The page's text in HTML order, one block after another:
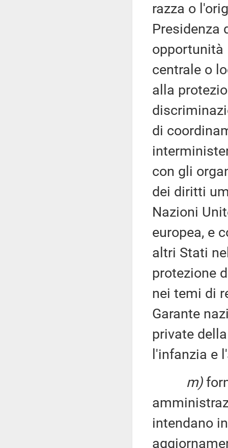
razza o
Presidenza
opportunità
centrale o
alla
di
con gli
dei diritti
Nazioni
europea, e
altri Stati
protezione
nei temi di
Garante
private
l'infanzia e
m)
intendano